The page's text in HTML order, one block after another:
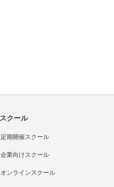
スクール
定期開催スクール
企業向けスクール
オンラインスクール